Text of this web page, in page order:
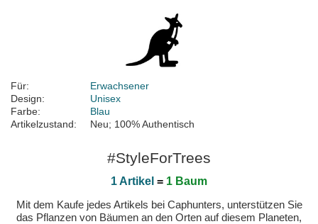
Für:
Erwachsener
Design:
Unisex
Farbe:
Blau
Artikelzustand:
Neu; 100% Authentisch
#StyleForTrees
1 Artikel = 1 Baum
Mit dem Kaufe jedes Artikels bei Caphunters, unterstützen Sie
das Pflanzen von Bäumen an den Orten auf diesem Planeten,